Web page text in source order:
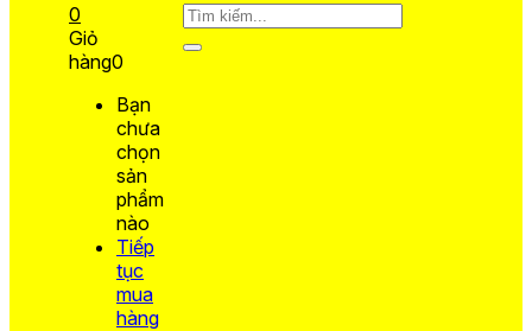
0
Giỏ
hàng0
Bạn
chưa
chọn
sản
phẩm
nào
Tiếp
tục
mua
hàng